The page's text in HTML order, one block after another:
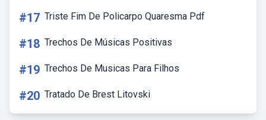
#17 Triste Fim De Policarpo Quaresma Pdf
#18 Trechos De Músicas Positivas
#19 Trechos De Musicas Para Filhos
#20 Tratado De Brest Litovski